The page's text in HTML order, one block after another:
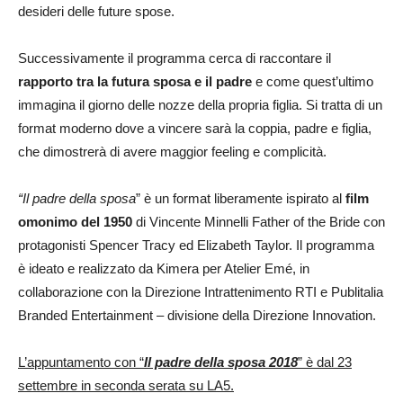
desideri delle future spose.
Successivamente il programma cerca di raccontare il
rapporto tra la futura sposa e il padre e come quest’ultimo
immagina il giorno delle nozze della propria figlia. Si tratta di un
format moderno dove a vincere sarà la coppia, padre e figlia,
che dimostrerà di avere maggior feeling e complicità.
“Il padre della sposa” è un format liberamente ispirato al film
omonimo del 1950 di Vincente Minnelli Father of the Bride con
protagonisti Spencer Tracy ed Elizabeth Taylor. Il programma
è ideato e realizzato da Kimera per Atelier Emé, in
collaborazione con la Direzione Intrattenimento RTI e Publitalia
Branded Entertainment – divisione della Direzione Innovation.
L’appuntamento con “Il padre della sposa 2018” è dal 23
settembre in seconda serata su LA5.